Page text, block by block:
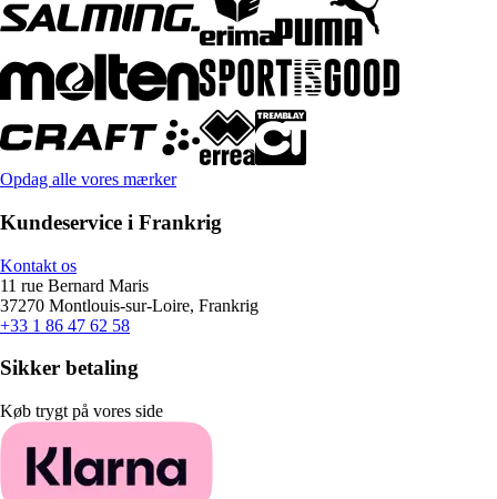
Opdag alle vores mærker
Kundeservice i Frankrig
Kontakt os
11 rue Bernard Maris
37270 Montlouis-sur-Loire, Frankrig
+33 1 86 47 62 58
Sikker betaling
Køb trygt på vores side